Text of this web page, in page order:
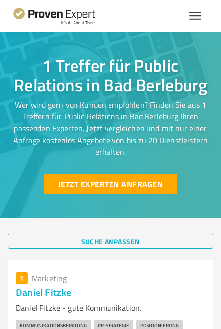
1 Treffer für Public
Relations in Bad Berleburg
Wer wird gern von Kunden empfohlen? Finden Sie aus 1
Treffern für Public Relations in Bad Berleburg Ihren
passenden Experten. Jetzt vergleichen und mit nur einer
Anfrage kostenlos Angebote von bis zu 20 Dienstleistern
erhalten.
JETZT EXPERTEN ANFRAGEN
SUCHE ANPASSEN
1 Marketing
Daniel Fitzke
Daniel Fitzke - gute Kommunikation.
KOMMUNIKATIONSBERATUNG PR-STRATEGIE POSITIONIERUNG